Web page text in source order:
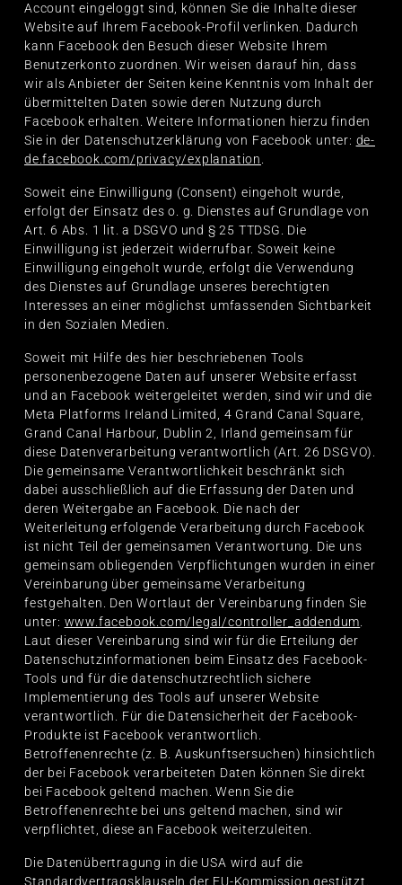
Account eingeloggt sind, können Sie die Inhalte dieser
Website auf Ihrem Facebook-Profil verlinken. Dadurch
kann Facebook den Besuch dieser Website Ihrem
Benutzerkonto zuordnen. Wir weisen darauf hin, dass
wir als Anbieter der Seiten keine Kenntnis vom Inhalt der
übermittelten Daten sowie deren Nutzung durch
Facebook erhalten. Weitere Informationen hierzu finden
Sie in der Datenschutzerklärung von Facebook unter: de-
de.facebook.com/privacy/explanation
Soweit eine Einwilligung (Consent) eingeholt wurde,
erfolgt der Einsatz des o. g. Dienstes auf Grundlage von
Art. 6 Abs. 1 lit. a DSGVO und § 25 TTDSG. Die
Einwilligung ist jederzeit widerrufbar. Soweit keine
Einwilligung eingeholt wurde, erfolgt die Verwendung
des Dienstes auf Grundlage unseres berechtigten
Interesses an einer möglichst umfassenden Sichtbarkeit
in den Sozialen Medien.
Soweit mit Hilfe des hier beschriebenen Tools
personenbezogene Daten auf unserer Website erfasst
und an Facebook weitergeleitet werden, sind wir und die
Meta Platforms Ireland Limited, 4 Grand Canal Square,
Grand Canal Harbour, Dublin 2, Irland gemeinsam für
diese Datenverarbeitung verantwortlich (Art. 26 DSGVO).
Die gemeinsame Verantwortlichkeit beschränkt sich
dabei ausschließlich auf die Erfassung der Daten und
deren Weitergabe an Facebook. Die nach der
Weiterleitung erfolgende Verarbeitung durch Facebook
ist nicht Teil der gemeinsamen Verantwortung. Die uns
gemeinsam obliegenden Verpflichtungen wurden in einer
Vereinbarung über gemeinsame Verarbeitung
festgehalten. Den Wortlaut der Vereinbarung finden Sie
unter: www.facebook.com/legal/controller_addendum
Laut dieser Vereinbarung sind wir für die Erteilung der
Datenschutzinformationen beim Einsatz des Facebook-
Tools und für die datenschutzrechtlich sichere
Implementierung des Tools auf unserer Website
verantwortlich. Für die Datensicherheit der Facebook-
Produkte ist Facebook verantwortlich.
Betroffenenrechte (z. B. Auskunftsersuchen) hinsichtlich
der bei Facebook verarbeiteten Daten können Sie direkt
bei Facebook geltend machen. Wenn Sie die
Betroffenenrechte bei uns geltend machen, sind wir
verpflichtet, diese an Facebook weiterzuleiten.
Die Datenübertragung in die USA wird auf die
Standardvertragsklauseln der EU-Kommission gestützt.